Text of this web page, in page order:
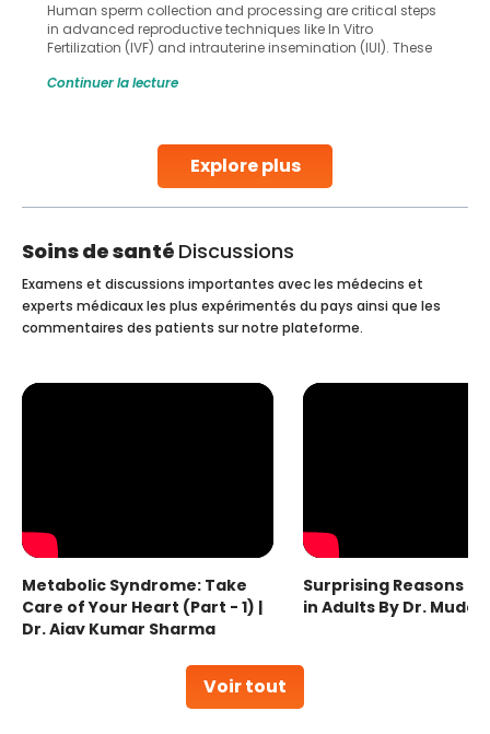
Explore plus
Human sperm collection and processing are critical steps
in advanced reproductive techniques like In Vitro
Fertilization (IVF) and intrauterine insemination (IUI). These
challenges and help couples achieve their dream of
collected, they process the
Continuer la lecture
Soins de santé Discussions
Voir tout
Examens et discussions importantes avec les médecins et
experts médicaux les plus expérimentés du pays ainsi que les
commentaires des patients sur notre plateforme.
Metabolic Syndrome: Take
Care of Your Heart (Part - 1) |
Dr. Ajay Kumar Sharma
Surprising Reasons
in Adults By Dr.